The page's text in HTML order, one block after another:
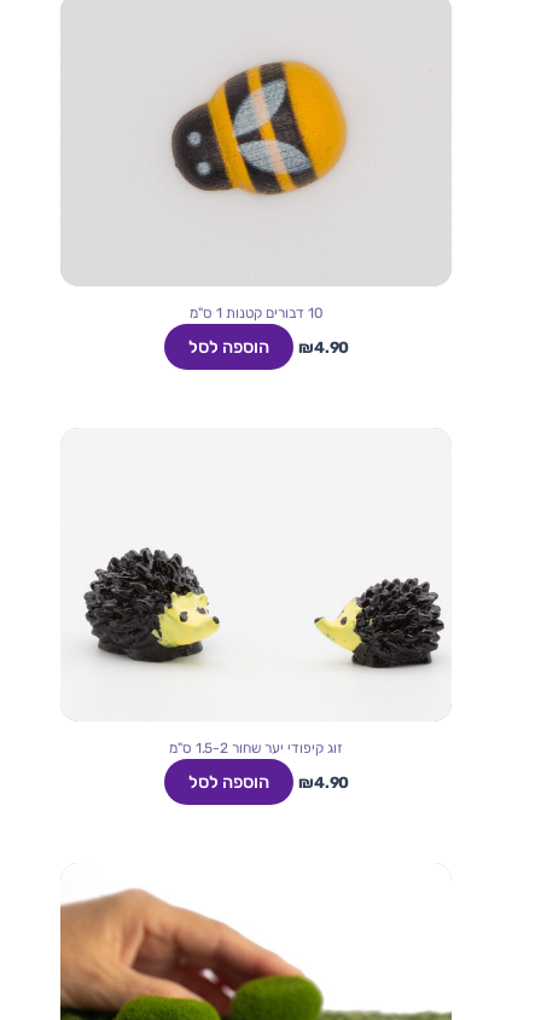
10 דבורים קטנות 1 ס"מ
₪4.90 הוספה לסל
זוג קיפודי יער שחור 1.5-2 ס"מ
₪4.90 הוספה לסל